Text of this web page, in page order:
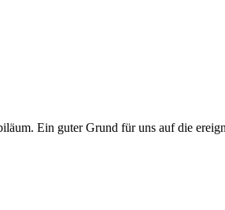
Ein guter Grund für uns auf die